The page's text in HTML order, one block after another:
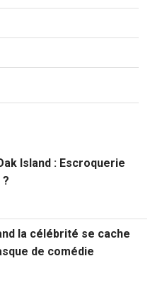
Island : Escroquerie
la célébrité se cache
de comédie